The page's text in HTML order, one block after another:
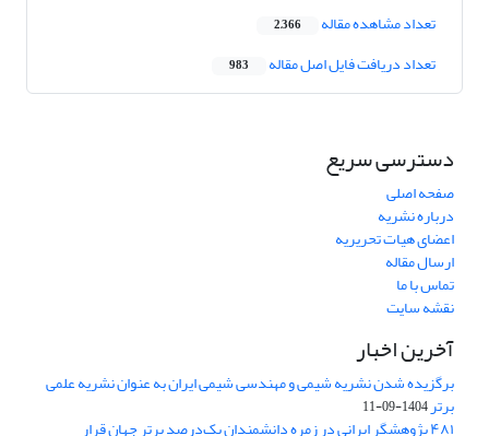
تعداد مشاهده مقاله 2,366
تعداد دریافت فایل اصل مقاله 983
دسترسی سریع
صفحه اصلی
درباره نشریه
اعضای هیات تحریریه
ارسال مقاله
تماس با ما
نقشه سایت
آخرین اخبار
برگزیده شدن نشریه شیمی و مهندسی شیمی ایران به عنوان نشریه علمی
برتر1404-09-11
۴۸۱ پژوهشگر ایرانی در زمره دانشمندان یک‌درصد برتر جهان قرار